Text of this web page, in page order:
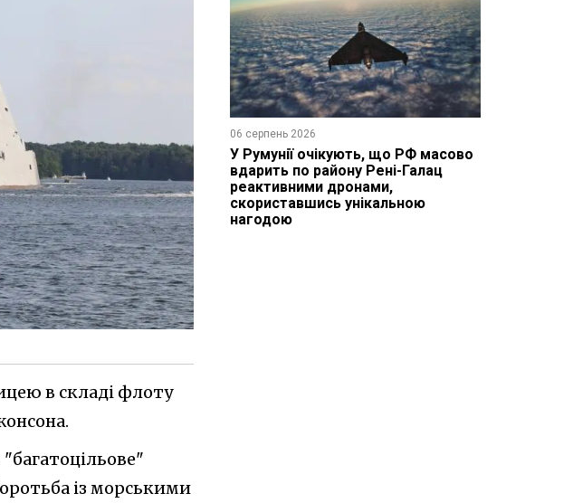
в складі флоту
із морськими
06 серпень 2026
У Румунії очікують, що РФ масово
вдарить по району Рені-Галац
реактивними дронами,
скориставшись унікальною
нагодою